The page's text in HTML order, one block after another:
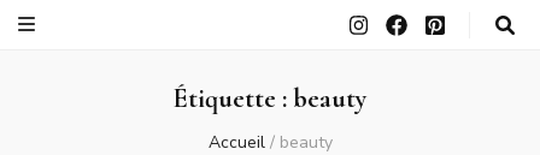
Étiquette :beauty
Accueil / beauty